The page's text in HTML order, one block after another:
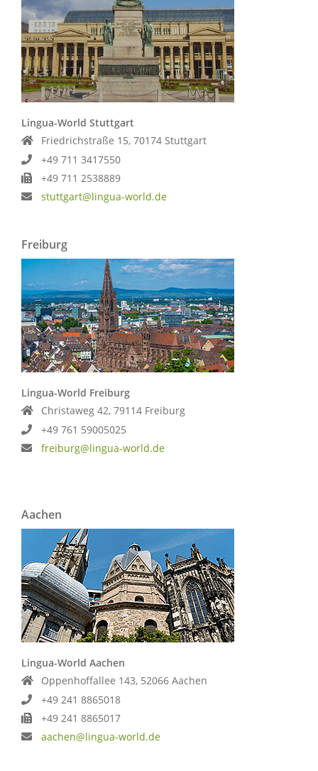
Lingua-World Stuttgart
Friedrichstraße 15, 70174 Stuttgart
+49 711 3417550
+49 711 2538889
stuttgart@lingua-world.de
Lingua-World Freiburg
Christaweg 42, 79114 Freiburg
+49 761 59005025
freiburg@lingua-world.de
Freiburg
Lingua-World Aachen
Oppenhoffallee 143, 52066 Aachen
+49 241 8865018
+49 241 8865017
aachen@lingua-world.de
Aachen